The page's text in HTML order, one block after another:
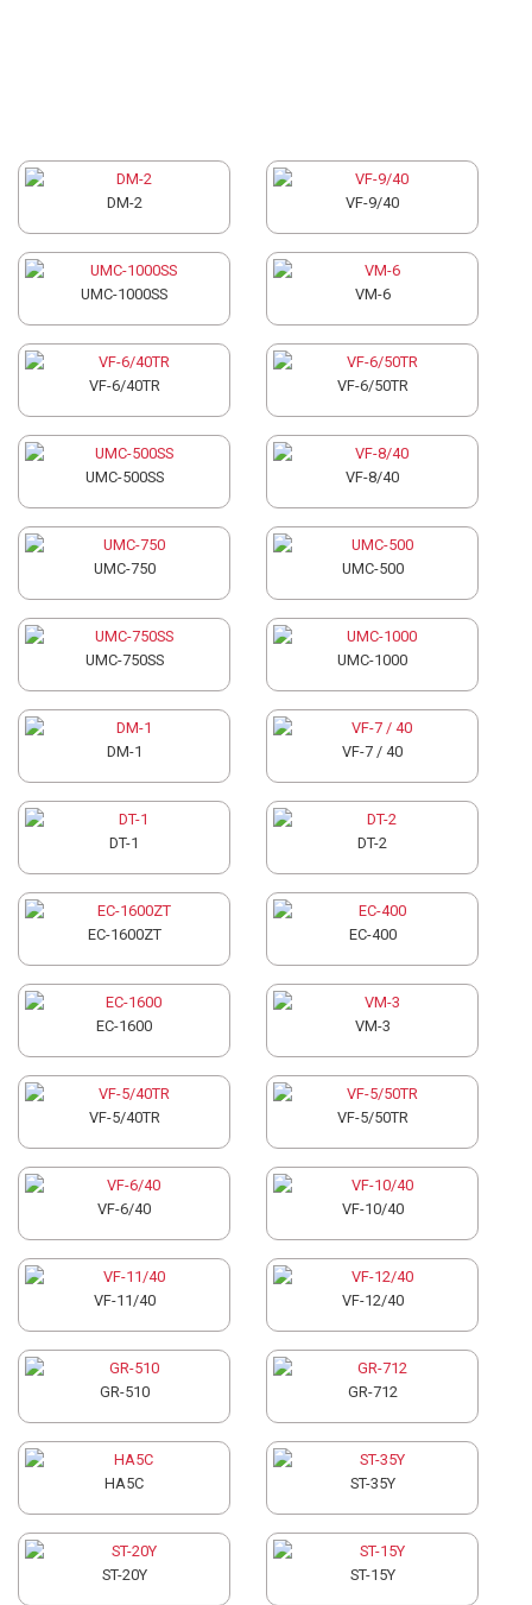
DM-2 VF-9/40
UMC-1000SS VM-6
VF-6/40TR VF-6/50TR
UMC-500SS VF-8/40
UMC-750 UMC-500
UMC-750SS UMC-1000
DM-1 VF-7 / 40
DT-1 DT-2
EC-1600ZT EC-400
EC-1600 VM-3
VF-5/40TR VF-5/50TR
VF-6/40 VF-10/40
VF-11/40 VF-12/40
GR-510 GR-712
HA5C ST-35Y
ST-20Y ST-15Y